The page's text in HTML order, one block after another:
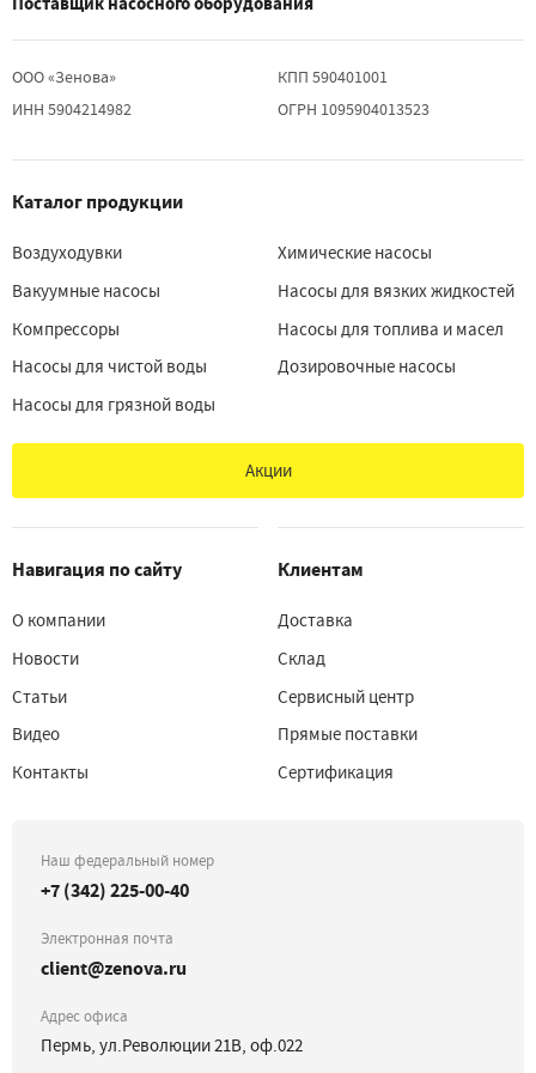
ООО «Зенова»
ИНН 5904214982
КПП 590401001
ОГРН 1095904013523
Каталог продукции
Воздуходувки
Вакуумные насосы
Компрессоры
Насосы для чистой воды
Насосы для грязной воды
Химические насосы
Насосы для вязких жидкостей
Насосы для топлива и масел
Дозировочные насосы
Акции
Навигация по сайту
О компании
Новости
Статьи
Видео
Контакты
Клиентам
Доставка
Склад
Сервисный центр
Прямые поставки
Сертификация
Наш федеральный номер
+7 (342) 225-00-40
Электронная почта
client@zenova.ru
Адрес офиса
Пермь, ул.Революции 21В, оф.022